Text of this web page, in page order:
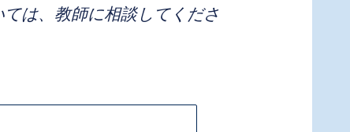
は、教師に相談してくださ